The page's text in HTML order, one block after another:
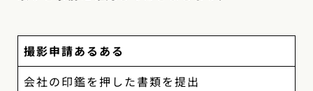
撮影申請あるある
会社の印鑑を押した書類を提出